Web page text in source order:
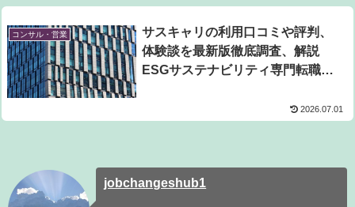
コンサル・営業
サスキャリの利用口コミや評判、
体験談を最新版徹底調査、解説
ESGサステナビリティ専門転職エ
2026.07.01
jobchangeshub1